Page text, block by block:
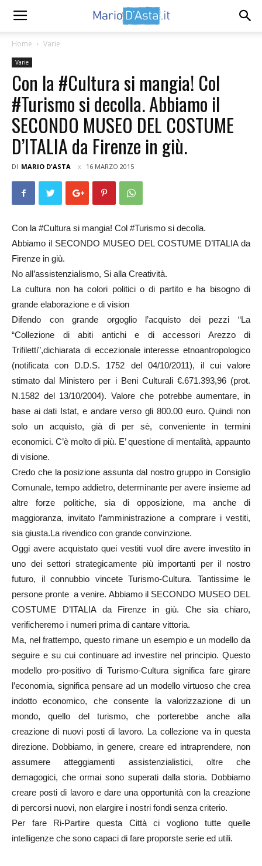
Home Varie
Varie
Con la #Cultura si mangia! Col
#Turismo si decolla. Abbiamo il
SECONDO MUSEO DEL COSTUME
D’ITALIA da Firenze in giù.
DI MARIO D'ASTA 16 MARZO 2015
Con la #Cultura si mangia! Col #Turismo si decolla.
Abbiamo il SECONDO MUSEO DEL COSTUME D’ITALIA da
Firenze in giù.
No all’assistenzialismo, Si alla Creatività.
La cultura non ha colori politici o di partito e ha bisogno di
grande elaborazione e di vision
Difendo con grande orgoglio l’acquisto dei pezzi “La
“Collezione di abiti antichi e di accessori Arezzo di
Trifiletti”,dichiarata di eccezionale interesse etnoantropologico
(notificata con D.D.S. 1752 del 04/10/2011), il cui valore
stimato dal Ministero per i Beni Culturali €.671.393,96 (prot.
N.1582 del 13/10/2004). Valore che potrebbe aumentare, in
base ai dati Istat, e andare verso gli 800.00 euro. Quindi non
solo un acquisto, già di per sè, conveniente in termini
economici. C’è molto di più. E’ questione di mentalità, appaunto
di visione.
Credo che la posizione assunta dal nostro gruppo in Consiglio
Comunale, tempo addietro, determinante per avere insieme ad
altre forze politiche, sia di opposizione, ma anche di
maggioranza, invitato l’amministrazione a comprare i vestiti,
sia giusta.La rivendico con grande convinzione.
Oggi avere acquistato quei vestiti vuol dire avere investito in
uno dei settori strategicamente più importanti per il nostro
futuro, il connubbio vincete Turismo-Cultura. Tantissime le
persone pronte a venire. Abbiamo il SECONDO MUSEO DEL
COSTUME D’ITALIA da Firenze in giù. Che sia chiaro,
verificheremo i numeri prima di cantare vittoria.
Ma, nel frattempo, questo rimane un esempio e un modello da
seguire e su cui continuare ad investire nel principio. Questo
modello pro-positivo di Turismo-Cultura significa fare girare
l’economia, significa pensare ad un modello virtuoso che crea
indotto economico, che consente la valorizzazione di un
mondo, quello del turismo, che porterebbe anche alla
creazione di nuovi posti di lavoro. La collezione va in questa
direzione. Dobbiamo, in genere, creare ed intraprendere, non
assumere atteggiamenti assistenzialistici, oltre che
demagogici, che ormai sono superati dalla storia. Dobbiamo
creare posti di lavoro e dare una opportunità con la creazione
di percorsi nuovi, non elargire i nostri fondi senza criterio.
Per fare Ri-Partire questa Città ci vogliono tutte quelle
intelligenze che sono capaci di fare proporste serie ed utili.